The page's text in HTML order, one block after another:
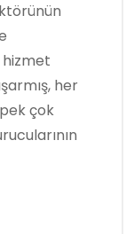
hizmet
her
çok